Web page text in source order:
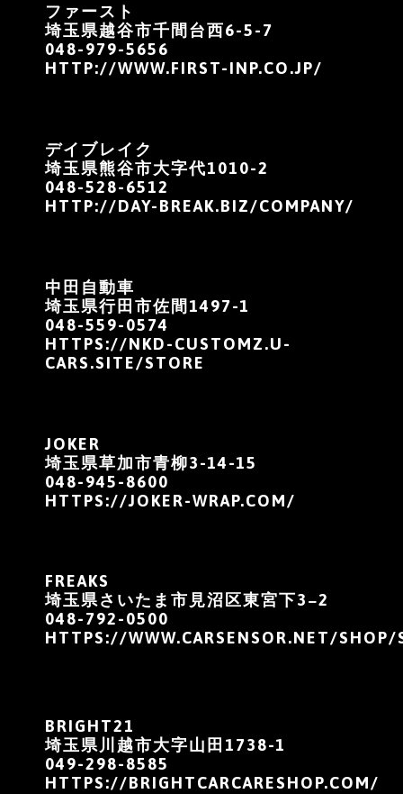
ファースト
埼玉県越谷市千間台西6-5-7
048-979-5656
HTTP://WWW.FIRST-INP.CO.JP/
デイブレイク
埼玉県熊谷市大字代1010-2
048-528-6512
HTTP://DAY-BREAK.BIZ/COMPANY/
中田自動車
埼玉県行田市佐間1497-1
048-559-0574
HTTPS://NKD-CUSTOMZ.U-
CARS.SITE/STORE
JOKER
埼玉県草加市青柳3-14-15
048-945-8600
HTTPS://JOKER-WRAP.COM/
FREAKS
埼玉県さいたま市見沼区東宮下3−2
048-792-0500
HTTPS://WWW.CARSENSOR.NET/
BRIGHT21
埼玉県川越市大字山田1738-1
049-298-8585
HTTPS://BRIGHTCARCARESHOP.COM/